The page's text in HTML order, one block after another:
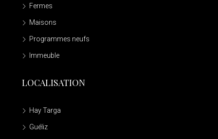
Fermes
Maisons
Programmes neufs
Immeuble
LOCALISATION
Hay Targa
Guéliz